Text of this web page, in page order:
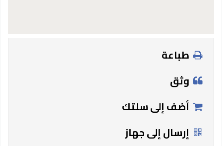
طباعة
وثق
أضف إلى سلتك
إرسال إلى جهاز